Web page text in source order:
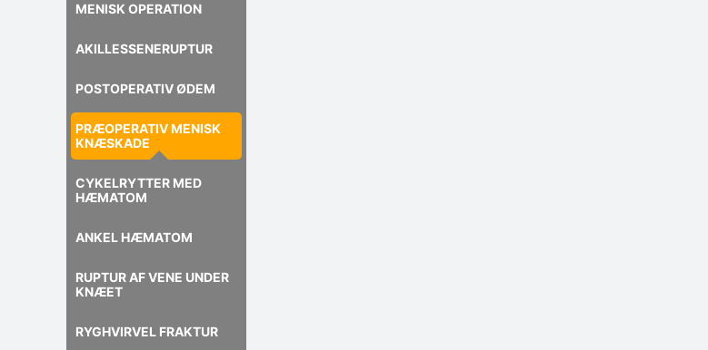
MENISK OPERATION
AKILLESSENERUPTUR
POSTOPERATIV ØDEM
PRÆOPERATIV MENISK
KNÆSKADE
CYKELRYTTER MED
HÆMATOM
ANKEL HÆMATOM
RUPTUR AF VENE UNDER
KNÆET
RYGHVIRVEL FRAKTUR